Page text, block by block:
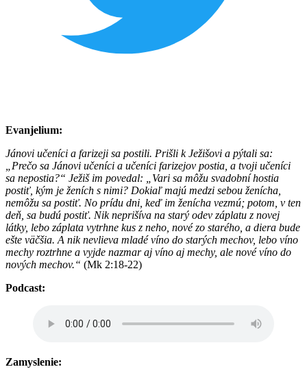
Evanjelium:
Jánovi učeníci a farizeji sa postili. Prišli k Ježišovi a pýtali sa:
„Prečo sa Jánovi učeníci a učeníci farizejov postia, a tvoji učeníci
sa nepostia?“ Ježiš im povedal: „Vari sa môžu svadobní hostia
postiť, kým je ženích s nimi? Dokiaľ majú medzi sebou ženícha,
nemôžu sa postiť. No prídu dni, keď im ženícha vezmú; potom, v ten
deň, sa budú postiť. Nik neprišíva na starý odev záplatu z novej
látky, lebo záplata vytrhne kus z neho, nové zo starého, a diera bude
ešte väčšia. A nik nevlieva mladé víno do starých mechov, lebo víno
mechy roztrhne a vyjde nazmar aj víno aj mechy, ale nové víno do
nových mechov.“ (Mk 2:18-22)
Podcast:
Zamyslenie: